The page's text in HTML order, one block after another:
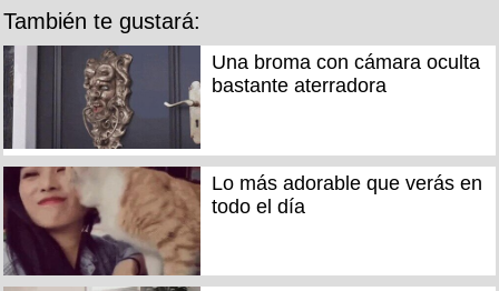
También te gustará:
Una broma con cámara oculta
bastante aterradora
Lo más adorable que verás en
todo el día